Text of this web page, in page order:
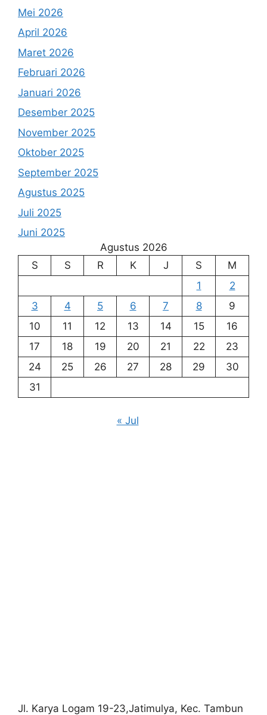
Mei 2026
April 2026
Maret 2026
Februari 2026
Januari 2026
Desember 2025
November 2025
Oktober 2025
September 2025
Agustus 2025
Juli 2025
Juni 2025
Agustus 2026
S
S R K J S
M
1
2
3
4 5 6 7 8
9
10
11 12 13 14 15
16
17
18 19 20 21 22
23
24
25 26 27 28 29
30
31
« Jul
Jl. Karya Logam 19-23,Jatimulya, Kec. Tambun